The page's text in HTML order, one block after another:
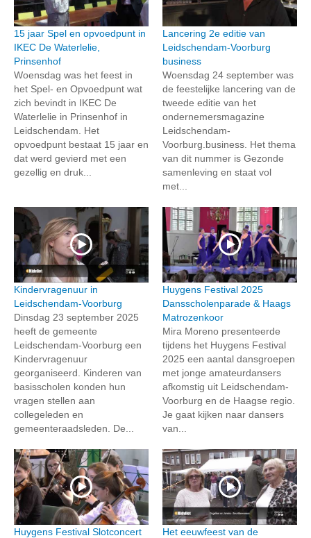
15 jaar Spel en opvoedpunt in
IKEC De Waterlelie,
Prinsenhof
Woensdag was het feest in
het Spel- en Opvoedpunt wat
zich bevindt in IKEC De
Waterlelie in Prinsenhof in
Leidschendam. Het
opvoedpunt bestaat 15 jaar en
dat werd gevierd met een
gezellig en druk...
Lancering 2e editie van
Leidschendam-Voorburg
business
Woensdag 24 september was
de feestelijke lancering van de
tweede editie van het
ondernemersmagazine
Leidschendam-
Voorburg.business. Het thema
van dit nummer is Gezonde
samenleving en staat vol
met...
Kindervragenuur in
Leidschendam-Voorburg
Dinsdag 23 september 2025
heeft de gemeente
Leidschendam-Voorburg een
Kindervragenuur
georganiseerd. Kinderen van
basisscholen konden hun
vragen stellen aan
collegeleden en
gemeenteraadsleden. De...
Huygens Festival 2025
Dansscholenparade & Haags
Matrozenkoor
Mira Moreno presenteerde
tijdens het Huygens Festival
2025 een aantal dansgroepen
met jonge amateurdansers
afkomstig uit Leidschendam-
Voorburg en de Haagse regio.
Je gaat kijken naar dansers
van...
Huygens Festival Slotconcert
Het eeuwfeest van de